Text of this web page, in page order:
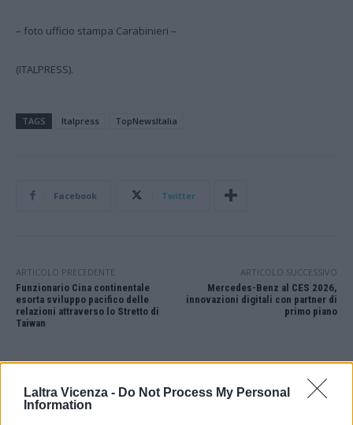
Laltra Vicenza - Do Not Process My Personal
Information
– foto ufficio stampa Carabinieri –
(ITALPRESS).
TAGS Italpress TopNewsItalia
Facebook Twitter
ARTICOLO PRECEDENTE
Funzionario Cina continentale
esorta sviluppo pacifico delle
relazioni attraverso lo Stretto di
Taiwan
ARTICOLO SUCCESSIVO
Mercedes-Benz al CES 2026,
innovazioni digitali con partner di
primo piano